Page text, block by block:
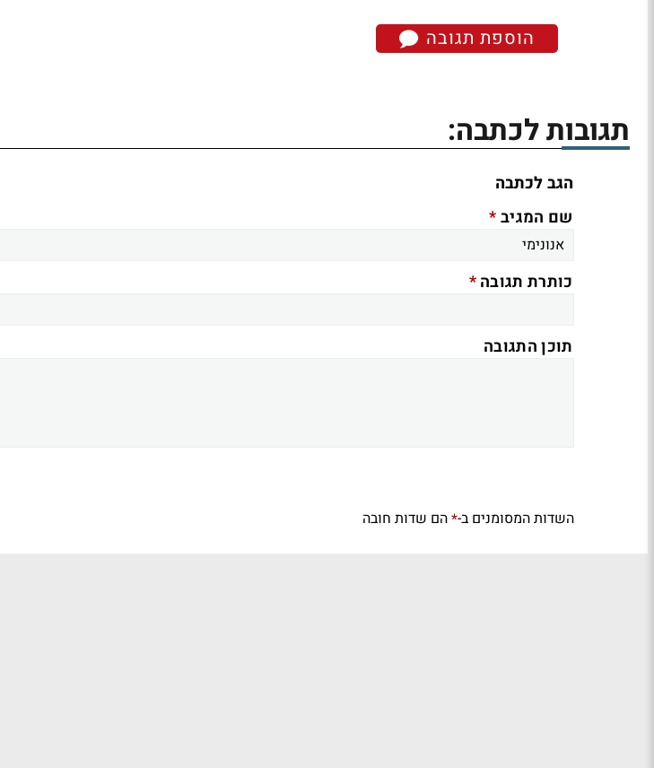
הוספת תגובה
תגובות לכתבה:
הגב לכתבה
שם המגיב*
כותרת תגובה*
תוכן התגובה
השדות המסומנים ב-*הם שדות חובה